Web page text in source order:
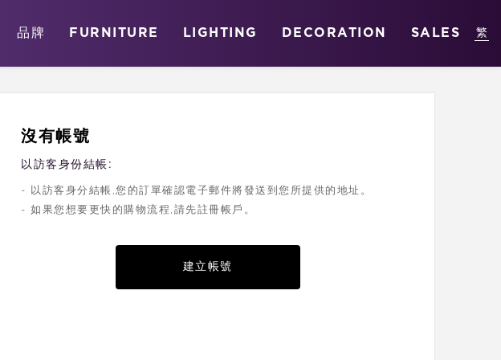
品牌 FURNITURE LIGHTING DECORATION SALES
沒有帳號
以訪客身份結帳:
- 以訪客身分結帳,您的訂單確認電子郵件將發送到您所提供的地址。
- 如果您想要更快的購物流程,請先註冊帳戶。
建立帳號